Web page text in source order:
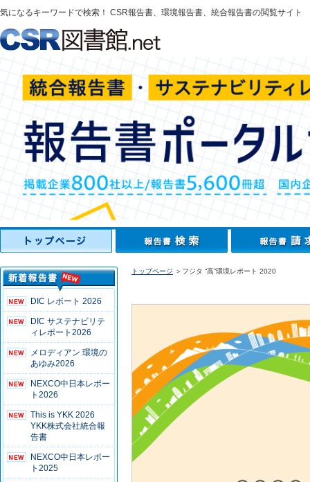
気になるキーワードで検索！ CSR報告書、環境報告書、統合報告書の閲覧サイト
DIC レポート 2026
DIC サステナビリテ
ィレポート2026
メロディアン 環境の
あゆみ2026
NEXCO中日本レポー
ト2026
This is YKK 2026
YKK株式会社統合報
告書
NEXCO中日本レポー
ト2025
トップページ ＞フジタ “高”環境レポート 2020